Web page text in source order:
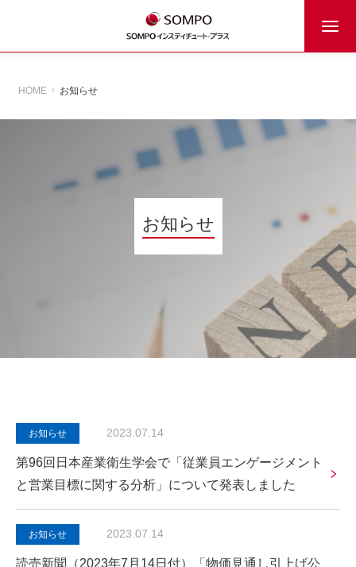
HOME お知らせ
お知らせ
お知らせ 2023.07.14
第96回日本産業衛生学会で「従業員エンゲージメント
と営業目標に関する分析」について発表しました
お知らせ 2023.07.14
読売新聞（2023年7月14日付）「物価見通し引上げ公